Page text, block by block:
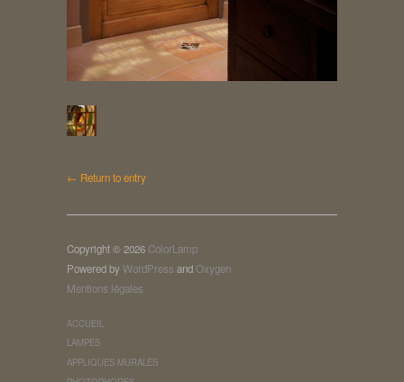
← Return to entry
Copyright © 2026 ColorLamp
Powered byWordPress andOxygen
Mentions légales
ACCUEIL
LAMPES
APPLIQUES MURALES